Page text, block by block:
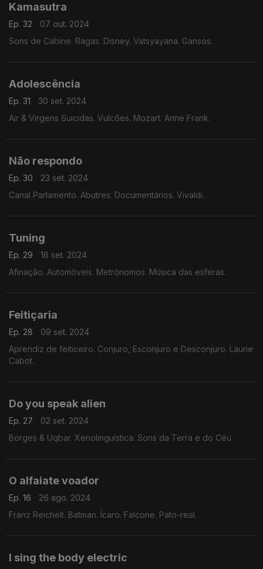
Kamasutra
Ep. 32
07 out. 2024
Sons de Cabine. Ragas. Disney. Vatsyayana. Gansos.
Adolescência
Ep. 31
30 set. 2024
Air & Virgens Suicidas. Vulcões. Mozart. Anne Frank.
Não respondo
Ep. 30
23 set. 2024
Canal Parlamento. Abutres. Documentários. Vivaldi.
Tuning
Ep. 29
16 set. 2024
Afinação. Automóveis. Metrónomos. Música das esferas.
Feitiçaria
Ep. 28
09 set. 2024
Aprendiz de feiticeiro. Conjuro, Esconjuro e Desconjuro. Laurie
Cabot.
Do you speak alien
Ep. 27
02 set. 2024
Borges & Uqbar. Xenolinguística. Sons da Terra e do Céu.
O alfaiate voador
Ep. 16
26 ago. 2024
Franz Reichelt. Batman. Ícaro. Falcone. Pato-real.
I sing the body electric